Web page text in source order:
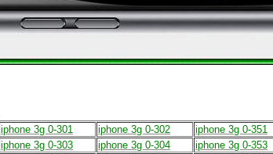
iphone 3g 0-301 iphone 3g 0-302 iphone 3g 0-351
iphone 3g 0-303
iphone 3g 0-304 iphone 3g 0-353